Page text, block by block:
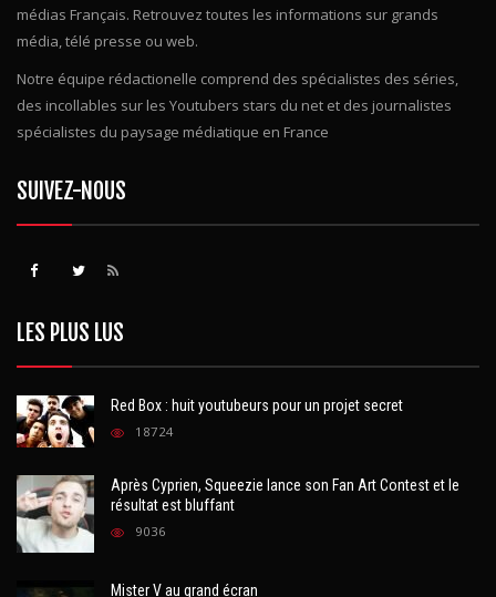
médias Français. Retrouvez toutes les informations sur grands
média, télé presse ou web.
Notre équipe rédactionelle comprend des spécialistes des séries,
des incollables sur les Youtubers stars du net et des journalistes
spécialistes du paysage médiatique en France
SUIVEZ-NOUS
LES PLUS LUS
Red Box : huit youtubeurs pour un projet secret
18724
Après Cyprien, Squeezie lance son Fan Art Contest et le
résultat est bluffant
9036
Mister V au grand écran